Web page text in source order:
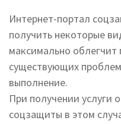
Интернет-портал
получить некоторые
максимально облегчит
существующих
выполнение.
При получении услуги
соцзащиты в этом